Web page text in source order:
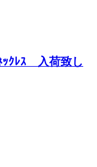
ｸﾚｽ 入荷致し